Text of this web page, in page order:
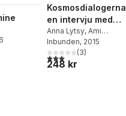
en intervju med
universum
Anna Lytsy, Ami
Sundeman
Inbunden, 2015
3,0utav 5 stjärnor.
(3)
248 kr